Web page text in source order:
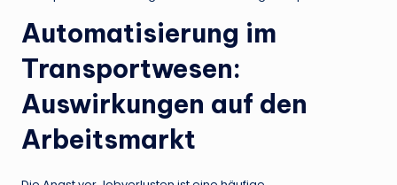
Automatisierung im
Transportwesen:
Auswirkungen auf den
Arbeitsmarkt